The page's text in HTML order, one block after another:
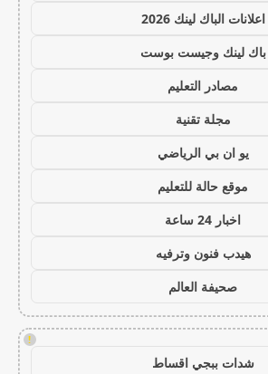
اعلانات الباك لينك 2026
باك لينك وجيست بوست
مصادر التعليم
مجلة تقنية
يو ان بي الرياضي
موقع حالة للتعليم
اخبار 24 ساعة
هيدب فنون وترفيه
صحيفة العالم
!
شدات ببجي اقساط